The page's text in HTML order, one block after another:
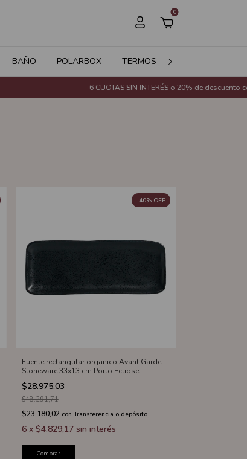
0
BAÑO POLARBOX TERMOS
6 CUOTAS SIN INTERÉS o 20% de descuento con Transferencia
Fuente rectangular organico Avant Garde
Stoneware 33x13 cm Porto Eclipse
$28.975,03
-40% OFF
$48.291,71
$23.180,02 con Transferencia o depósito
6 x $4.829,17 sin interés
Comprar